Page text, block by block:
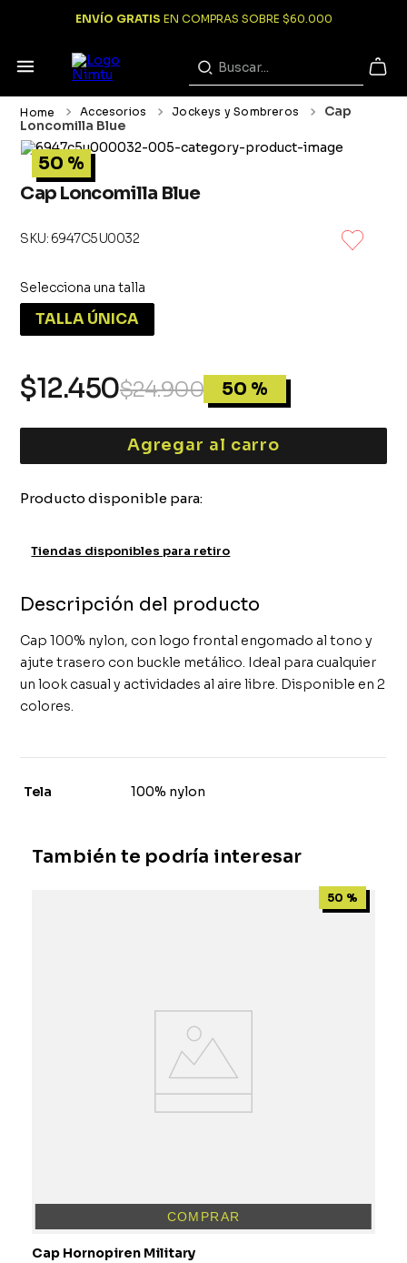
ENVÍO GRATIS EN COMPRAS SOBRE $60.000
Accesorios Jockeys y Sombreros
Cap
Loncomilla Blue
50 %
Cap Loncomilla Blue
:6947C5U0032
TALLA ÚNICA
$12.450$24.900 50 %
Agregar al carro
Producto disponible para:
Tiendas disponibles para retiro
Descripción del producto
Cap 100% nylon, con logo frontal engomado al tono y
ajute trasero con buckle metálico. Ideal para cualquier
un look casual y actividades al aire libre. Disponible en 2
colores.
Tela 100% nylon
También te podría interesar
50 %
COMPRAR
Cap Hornopiren Military
Términos más buscados
1.
chaqueta
pantalon
4.
poleron
6.
camisa
7.
parkas
9.
lonquimay
10. sobrecamisa